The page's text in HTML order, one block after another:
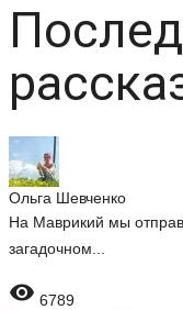
Ольга Шевченко
На Маврикий мы
загадочном...
 6789